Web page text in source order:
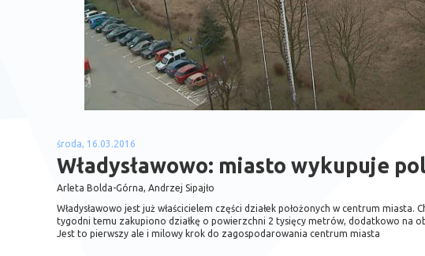
środa, 16.03.2016
Władysławowo: miasto wykupuje
Arleta Bolda-Górna, Andrzej Sipajło
Władysławowo jest już właścicielem części działek położonych w centrum
tygodni temu zakupiono działkę o powierzchni 2 tysięcy metrów, dodatkowo na
Jest to pierwszy ale i milowy krok do zagospodarowania centrum miasta